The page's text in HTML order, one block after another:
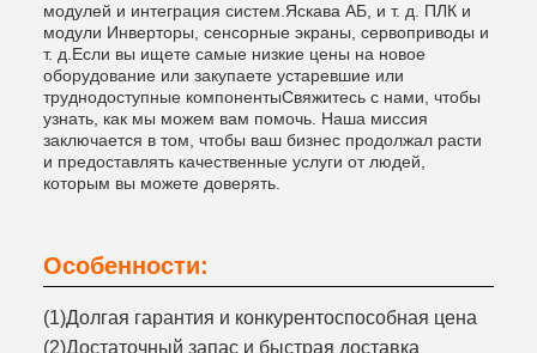
модулей и интеграция систем.Яскава АБ, и т. д. ПЛК и
модули Инверторы, сенсорные экраны, сервоприводы и
т. д.Если вы ищете самые низкие цены на новое
оборудование или закупаете устаревшие или
труднодоступные компонентыСвяжитесь с нами, чтобы
узнать, как мы можем вам помочь. Наша миссия
заключается в том, чтобы ваш бизнес продолжал расти
и предоставлять качественные услуги от людей,
которым вы можете доверять.
Особенности:
(1)Долгая гарантия и конкурентоспособная цена
(2)Достаточный запас и быстрая доставка